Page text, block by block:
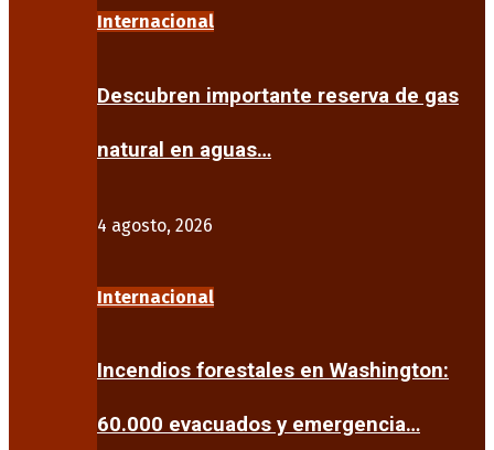
Internacional
Descubren importante reserva de gas
natural en aguas…
4 agosto, 2026
Internacional
Incendios forestales en Washington:
60.000 evacuados y emergencia…